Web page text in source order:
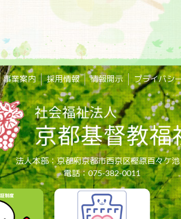
事業案内 採用情報 情報開示 プライバシ
法人本部：京都府京都市西京区樫原百々ケ池
電話：075-382-0011